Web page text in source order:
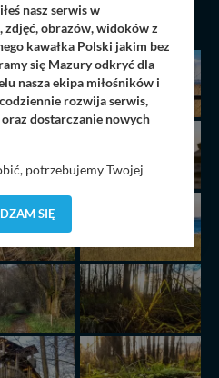
r.
nasz serwis w
obrazów, widoków z
kawałka Polski jakim bez
się Mazury odkryć dla
nasza ekipa miłośników i
rozwija serwis,
dostarczanie nowych
potrzebujemy Twojej
Twoje dane (w tym
w celu usprawnienia
logowania, itp).
jest dla nas
Ciebie nie będziemy
Twoje dane są u
wątpliwości co do naszych
swoją zgodę. Więcej
Polityce Prywatności.
SIĘ